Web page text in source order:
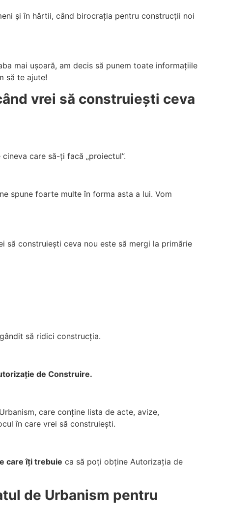
și în hârtii, când birocrația pentru construcții noi
mai ușoară, am decis să punem toate informațiile
să te ajute!
vrei să construiești ceva
care să-ți facă „proiectul”.
spune foarte multe în forma asta a lui. Vom
să construiești ceva nou este să mergi la primărie
să ridici construcția.
de Construire.
care conține lista de acte, avize,
în care vrei să construiești.
care îți trebuie ca să poți obține Autorizația de
de Urbanism pentru